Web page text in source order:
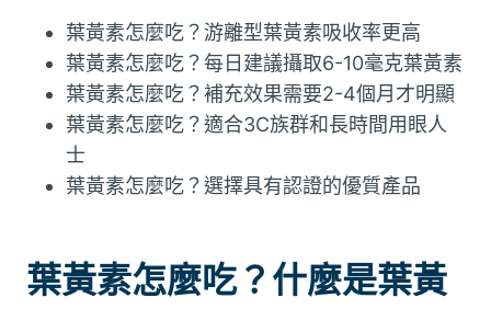
葉黃素怎麼吃？游離型葉黃素吸收率更高
葉黃素怎麼吃？每日建議攝取6-10毫克葉黃素
葉黃素怎麼吃？補充效果需要2-4個月才明顯
葉黃素怎麼吃？適合3C族群和長時間用眼人
士
葉黃素怎麼吃？選擇具有認證的優質產品
葉黃素怎麼吃？什麼是葉黃